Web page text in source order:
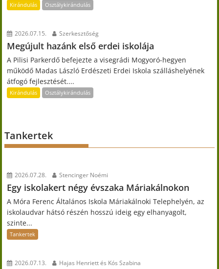
Kirándulás Osztálykirándulás
2026.07.15. Szerkesztőség
Megújult hazánk első erdei iskolája
A Pilisi Parkerdő befejezte a visegrádi Mogyoró-hegyen
működő Madas László Erdészeti Erdei Iskola szálláshelyének
átfogó fejlesztését....
Kirándulás Osztálykirándulás
Tankertek
2026.07.28. Stencinger Noémi
Egy iskolakert négy évszaka Máriakálnokon
A Móra Ferenc Általános Iskola Máriakálnoki Telephelyén, az
iskolaudvar hátsó részén hosszú ideig egy elhanyagolt,
szinte...
Tankertek
2026.07.13. Hajas Henriett és Kós Szabina